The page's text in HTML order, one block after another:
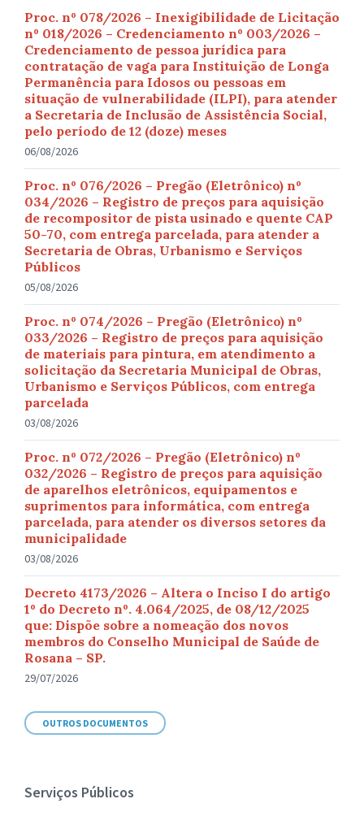
Proc. nº 078/2026 – Inexigibilidade de Licitação
nº 018/2026 – Credenciamento nº 003/2026 –
Credenciamento de pessoa jurídica para
contratação de vaga para Instituição de Longa
Permanência para Idosos ou pessoas em
situação de vulnerabilidade (ILPI), para atender
a Secretaria de Inclusão de Assistência Social,
pelo período de 12 (doze) meses
06/08/2026
Proc. nº 076/2026 – Pregão (Eletrônico) nº
034/2026 – Registro de preços para aquisição
de recompositor de pista usinado e quente CAP
50-70, com entrega parcelada, para atender a
Secretaria de Obras, Urbanismo e Serviços
Públicos
05/08/2026
Proc. nº 074/2026 – Pregão (Eletrônico) nº
033/2026 – Registro de preços para aquisição
de materiais para pintura, em atendimento a
solicitação da Secretaria Municipal de Obras,
Urbanismo e Serviços Públicos, com entrega
parcelada
03/08/2026
Proc. nº 072/2026 – Pregão (Eletrônico) nº
032/2026 – Registro de preços para aquisição
de aparelhos eletrônicos, equipamentos e
suprimentos para informática, com entrega
parcelada, para atender os diversos setores da
municipalidade
03/08/2026
Decreto 4173/2026 – Altera o Inciso I do artigo
1º do Decreto nº. 4.064/2025, de 08/12/2025
que: Dispõe sobre a nomeação dos novos
membros do Conselho Municipal de Saúde de
Rosana – SP.
29/07/2026
OUTROS DOCUMENTOS
Serviços Públicos